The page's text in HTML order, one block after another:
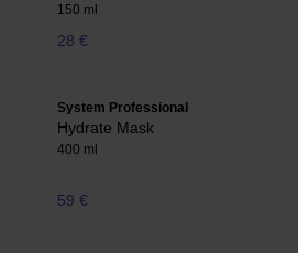
150 ml
28 €
System Professional
Hydrate Mask
400 ml
59 €